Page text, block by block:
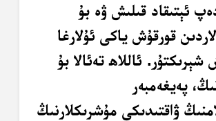
ئېتىقاد قىلىش ۋە بۇ
قورقۇش ياكى ئۇلارغا
شېرىكتۇر. ئاللاھ تەئالا بۇ
پەيغەمبەر
ۋاقتىدىكى مۇشرىكلارنىڭ